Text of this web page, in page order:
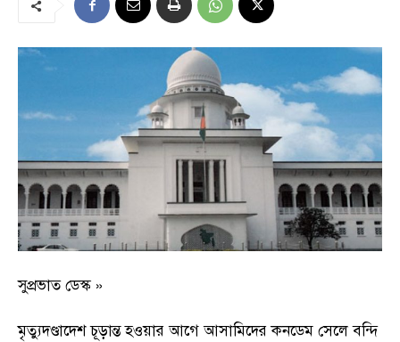
সুপ্রভাত ডেস্ক »
মৃত্যুদণ্ডাদেশ চূড়ান্ত হওয়ার আগে আসামিদের কনডেম সেলে বন্দি